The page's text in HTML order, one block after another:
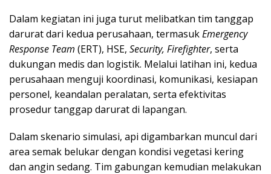
Dalam kegiatan ini juga turut melibatkan tim tanggap
darurat dari kedua perusahaan, termasukEmergency
Response Team (ERT), HSE, Security, Firefighter, serta
dukungan medis dan logistik. Melalui latihan ini, kedua
perusahaan menguji koordinasi, komunikasi, kesiapan
personel, keandalan peralatan, serta efektivitas
prosedur tanggap darurat di lapangan.
Dalam skenario simulasi, api digambarkan muncul dari
area semak belukar dengan kondisi vegetasi kering
dan angin sedang. Tim gabungan kemudian melakukan